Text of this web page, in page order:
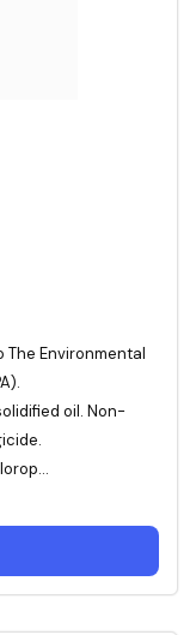
Environmental
oil. Non-